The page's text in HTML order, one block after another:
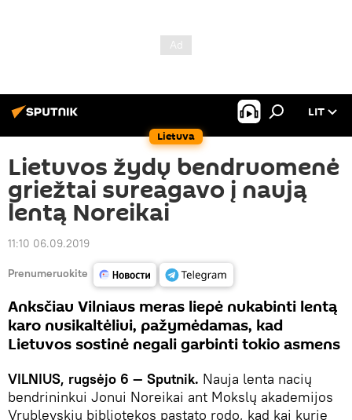
Lietuva
LIT
Lietuvos žydų bendruomenė
griežtai sureagavo į naują
lentą Noreikai
11:10 06.09.2019
Prenumeruokite
Anksčiau Vilniaus meras liepė nukabinti lentą
karo nusikaltėliui, pažymėdamas, kad
Lietuvos sostinė negali garbinti tokio asmens
VILNIUS, rugsėjo 6 — Sputnik. Nauja lenta nacių
bendrininkui Jonui Noreikai ant Mokslų akademijos
Vrublevskių bibliotekos pastato rodo, kad kai kurie